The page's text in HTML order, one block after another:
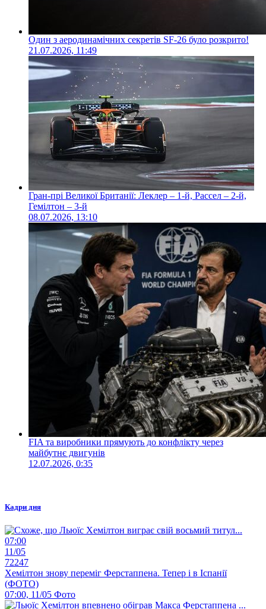
Один з аеродинамічних секретів SF-26 було розкрито!
21.07.2026, 11:49
Гран-прі Великої Британії: Леклер – 1-й, Рассел – 2-й,
Гемілтон – 3-й
08.07.2026, 13:10
FIA та виробники прямують до конфлікту через
майбутнє двигунів
12.07.2026, 0:35
Кадри дня
07:00
11/05
72247
Хемілтон знову переміг Ферстаппена. Тепер і в Іспанії
(ФОТО)
07:00, 11/05 Фото